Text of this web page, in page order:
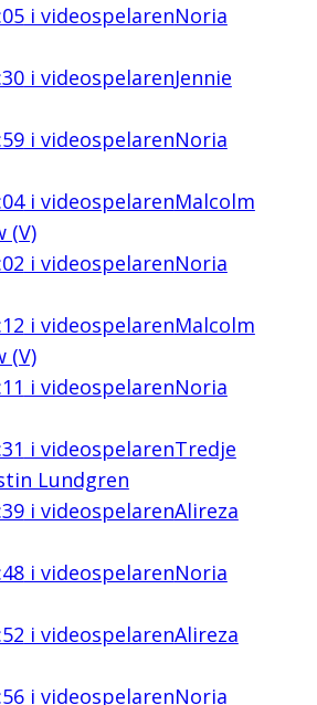
i videospelarenNoria
i videospelarenJennie
i videospelarenNoria
i videospelarenMalcolm
(V)
i videospelarenNoria
i videospelarenMalcolm
(V)
i videospelarenNoria
i videospelarenTredje
Lundgren
i videospelarenAlireza
i videospelarenNoria
i videospelarenAlireza
i videospelarenNoria